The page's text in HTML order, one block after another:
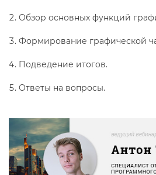
Обзор основных функций
Формирование графической
Подведение итогов.
Ответы на вопросы.